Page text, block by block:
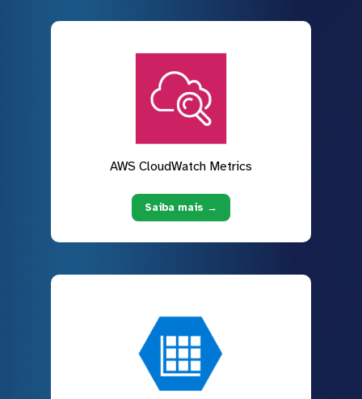
AWS CloudWatch Metrics
Saiba mais →